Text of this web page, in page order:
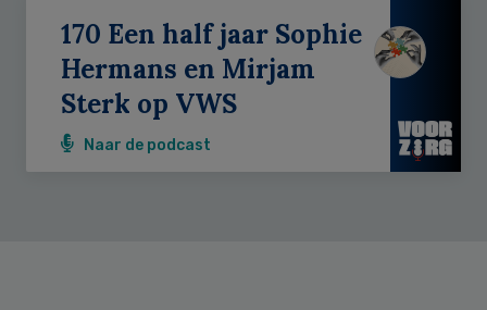
170 Een half jaar Sophie
Hermans en Mirjam
Sterk op VWS
Naar de podcast